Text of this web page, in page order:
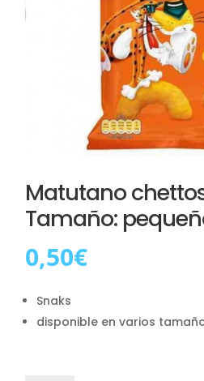
Matutano
Tamaño:
0,50€
Snaks
disponible en varios